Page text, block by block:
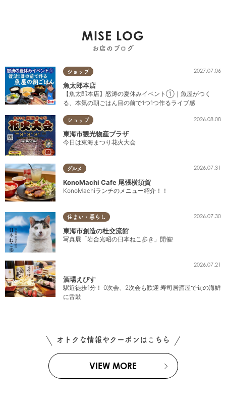
MISE LOG
お店のブログ
ショップ 2027.07.06
魚太郎本店
【魚太郎本店】怒涛の夏休みイベント①｜魚屋がつく
る、本気の朝ごはん目の前で1つ1つ作るライブ感
ショップ 2026.08.08
東海市観光物産プラザ
今日は東海まつり花火大会
グルメ 2026.07.31
KonoMachi Cafe 尾張横須賀
KonoMachiランチのメニュー紹介！！
住まい・暮らし 2026.07.30
東海市創造の杜交流館
写真展「岩合光昭の日本ねこ歩き」開催!
2026.07.21
酒場えびす
駅近徒歩1分！ 0次会、2次会も歓迎 寿司居酒屋で旬の海鮮
に舌鼓
オトクな情報やクーポンはこちら
VIEW MORE